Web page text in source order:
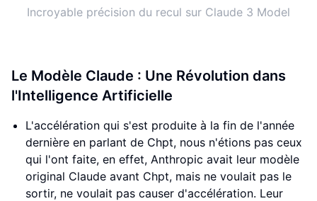
Incroyable précision du recul sur Claude 3 Model
Le Modèle Claude : Une Révolution dans
l'Intelligence Artificielle
L'accélération qui s'est produite à la fin de l'année
dernière en parlant de Chpt, nous n'étions pas ceux
qui l'ont faite, en effet, Anthropic avait leur modèle
original Claude avant Chpt, mais ne voulait pas le
sortir, ne voulait pas causer d'accélération. Leur